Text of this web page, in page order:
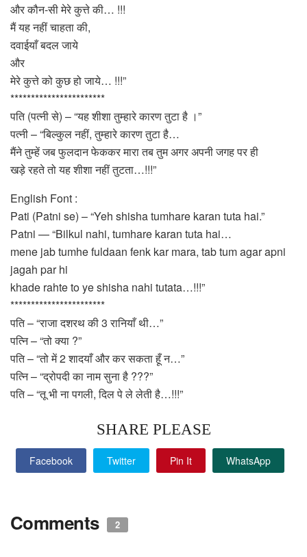
और कौन-सी मेरे कुत्ते की… !!!
मैं यह नहीं चाहता की,
दवाईयाँ बदल जाये
और
मेरे कुत्ते को कुछ हो जाये… !!!”
***********************
पति (पत्नी से) – “यह शीशा तुम्हारे कारण तुटा है ।”
पत्नी – “बिल्कुल नहीं, तुम्हारे कारण तुटा है…
मैंने तुम्हें जब फुलदान फेककर मारा तब तुम अगर अपनी जगह पर ही
खड़े रहते तो यह शीशा नहीं तुटता…!!!”
English Font :
Pati (Patni se) – “Yeh shisha tumhare karan tuta hai.”
Patni — “Bilkul nahi, tumhare karan tuta hai…
mene jab tumhe fuldaan fenk kar mara, tab tum agar apni
jagah par hi
khade rahte to ye shisha nahi tutata…!!!”
***********************
पति – “राजा दशरथ की 3 रानियाँ थी…”
पत्नि – “तो क्या ?”
पति – “तो में 2 शादयाँ और कर सकता हूँ न…”
पत्नि – “द्रोपदी का नाम सुना है ???”
पति – “तू भी ना पगली, दिल पे ले लेती है…!!!”
SHARE PLEASE
Facebook Twitter Pin It WhatsApp
Comments 2